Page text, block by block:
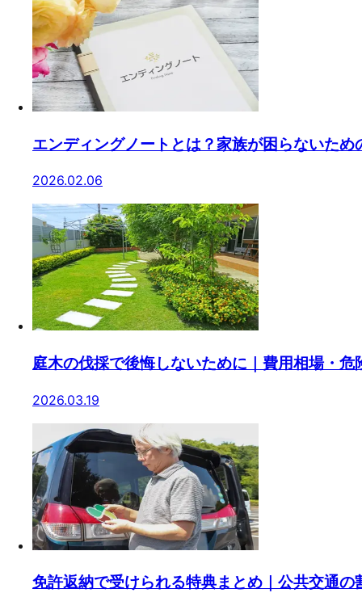
エンディングノートとは？家族が困らないた
2026.02.06
庭木の伐採で後悔しないために｜費用相場・
2026.03.19
免許返納で受けられる特典まとめ｜公共交通